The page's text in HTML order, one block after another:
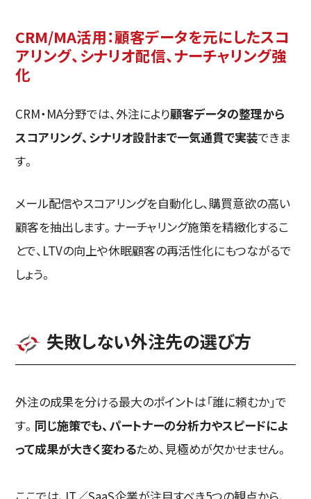
CRM/MA活用：顧客データを元にしたスコ
アリング、シナリオ配信、ナーチャリング強
化
CRM・MA分野では、外注により顧客データの整理から
スコアリング、シナリオ設計まで一気通貫で実装できま
す。
メール配信やスコアリングを自動化し、購買意欲の高い
顧客を抽出します。ナーチャリング施策を精緻化するこ
とで、LTVの向上や休眠顧客の再活性化にもつながるで
しょう。
失敗しない外注先の選び方
外注の成果を分ける最大のポイントは「誰に頼むか」で
す。 同じ施策でも、パートナーの分析力やスピードによ
って成果が大きく変わるため、見極めが欠かせません。
ここでは、IT／SaaS企業が注目すべき5つの観点から、